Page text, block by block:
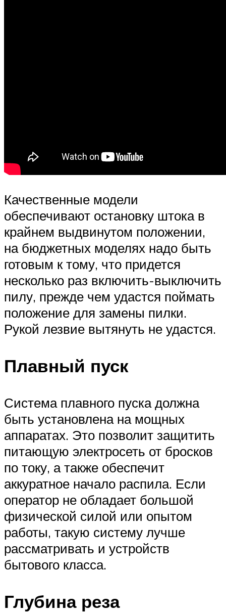
Качественные модели
обеспечивают остановку штока в
крайнем выдвинутом положении,
на бюджетных моделях надо быть
готовым к тому, что придется
несколько раз включить-выключить
пилу, прежде чем удастся поймать
положение для замены пилки.
Рукой лезвие вытянуть не удастся.
Плавный пуск
Система плавного пуска должна
быть установлена на мощных
аппаратах. Это позволит защитить
питающую электросеть от бросков
по току, а также обеспечит
аккуратное начало распила. Если
оператор не обладает большой
физической силой или опытом
работы, такую систему лучше
рассматривать и устройств
бытового класса.
Глубина реза